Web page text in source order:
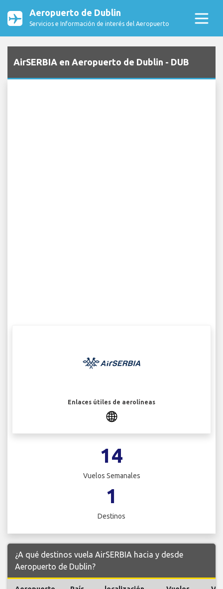
Aeropuerto de Dublin
Servicios e Información de interés del Aeropuerto
AirSERBIA en Aeropuerto de Dublin - DUB
Enlaces útiles de aerolíneas
14
Vuelos Semanales
1
Destinos
¿A qué destinos vuela AirSERBIA hacia y desde
Aeropuerto de Dublin?